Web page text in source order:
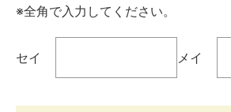
※全角で入力してください。
セイ メイ